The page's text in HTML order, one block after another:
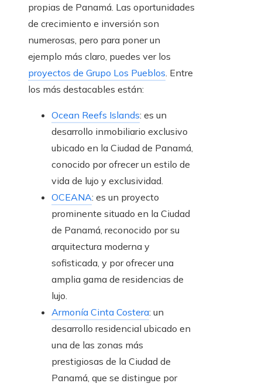
propias de Panamá. Las oportunidades
de crecimiento e inversión son
numerosas, pero para poner un
ejemplo más claro, puedes ver los
proyectos de Grupo Los Pueblos . Entre
los más destacables están:
Ocean Reefs Islands: es un
desarrollo inmobiliario exclusivo
ubicado en la Ciudad de Panamá,
conocido por ofrecer un estilo de
vida de lujo y exclusividad.
OCEANA: es un proyecto
prominente situado en la Ciudad
de Panamá, reconocido por su
arquitectura moderna y
sofisticada, y por ofrecer una
amplia gama de residencias de
lujo.
Armonía Cinta Costera: un
desarrollo residencial ubicado en
una de las zonas más
prestigiosas de la Ciudad de
Panamá, que se distingue por